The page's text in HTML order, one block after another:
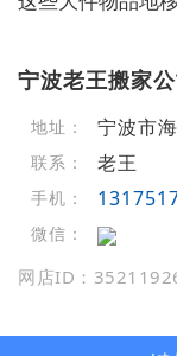
宁波老王搬家
地址： 宁波市
联系： 老王
手机：
微信：
网店ID：